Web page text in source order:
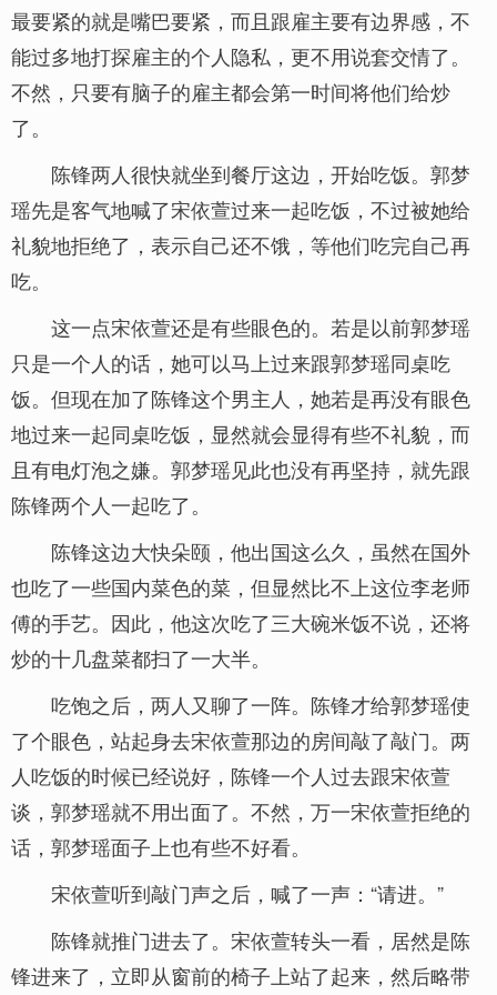
最要紧的就是嘴巴要紧，而且跟雇主要有边界感，不
能过多地打探雇主的个人隐私，更不用说套交情了。
不然，只要有脑子的雇主都会第一时间将他们给炒
了。
陈锋两人很快就坐到餐厅这边，开始吃饭。郭梦
瑶先是客气地喊了宋依萱过来一起吃饭，不过被她给
礼貌地拒绝了，表示自己还不饿，等他们吃完自己再
吃。
这一点宋依萱还是有些眼色的。若是以前郭梦瑶
只是一个人的话，她可以马上过来跟郭梦瑶同桌吃
饭。但现在加了陈锋这个男主人，她若是再没有眼色
地过来一起同桌吃饭，显然就会显得有些不礼貌，而
且有电灯泡之嫌。郭梦瑶见此也没有再坚持，就先跟
陈锋两个人一起吃了。
陈锋这边大快朵颐，他出国这么久，虽然在国外
也吃了一些国内菜色的菜，但显然比不上这位李老师
傅的手艺。因此，他这次吃了三大碗米饭不说，还将
炒的十几盘菜都扫了一大半。
吃饱之后，两人又聊了一阵。陈锋才给郭梦瑶使
了个眼色，站起身去宋依萱那边的房间敲了敲门。两
人吃饭的时候已经说好，陈锋一个人过去跟宋依萱
谈，郭梦瑶就不用出面了。不然，万一宋依萱拒绝的
话，郭梦瑶面子上也有些不好看。
宋依萱听到敲门声之后，喊了一声：“请进。”
陈锋就推门进去了。宋依萱转头一看，居然是陈
锋进来了，立即从窗前的椅子上站了起来，然后略带